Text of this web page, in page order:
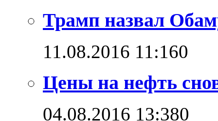
Трамп назвал
11.08.2016 11:160
Цены на нефть
04.08.2016 13:380